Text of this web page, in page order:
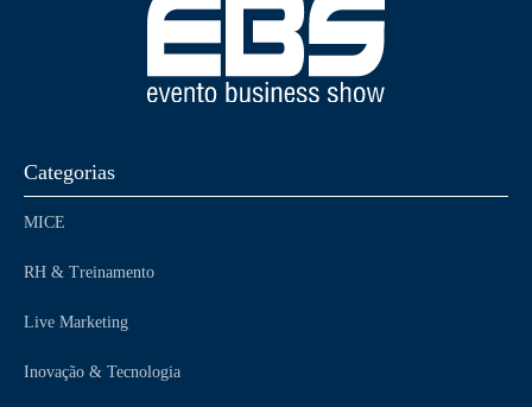
Categorias
MICE
RH & Treinamento
Live Marketing
Inovação & Tecnologia